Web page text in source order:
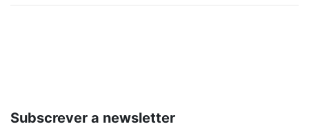
Subscrever a newsletter